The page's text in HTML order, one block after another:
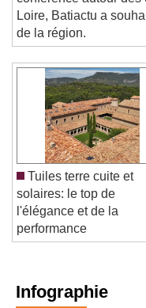
conférence autour
Loire, Batiactu a
de la région.
Tuiles terre cuite et
solaires: le top de
l'élégance et de la
performance
Infographie